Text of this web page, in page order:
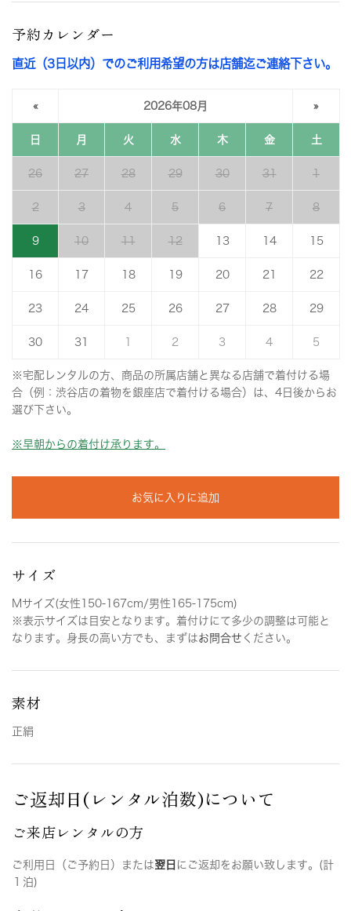
予約カレンダー
直近（3日以内）でのご利用希望の方は店舗迄ご連絡下さい。
« 2026年08月 »
日 月 火 水 木 金 土
26 27 28 29 30 31 1
2 3 4 5 6 7 8
9 10 11 12 13 14 15
16 17 18 19 20 21 22
23 24 25 26 27 28 29
30 31 2 3 4 5
※宅配レンタルの方、商品の所属店舗と異なる店舗で着付ける場
合（例：渋谷店の着物を銀座店で着付ける場合）は、4日後からお
選び下さい。
※早朝からの着付け承ります。
お気に入りに追加
サイズ
Mサイズ(女性150-167cm/男性165-175cm)
※表示サイズは目安となります。着付けにて多少の調整は可能と
なります。身長の高い方でも、まずはお問合せ ください。
素材
正絹
ご返却日(レンタル泊数)について
ご来店レンタルの方
ご利用日（ご予約日）または翌日 にご返却をお願い致します。(計
１泊)